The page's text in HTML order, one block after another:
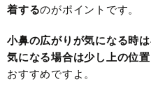
着するのがポイントです。
小鼻の広がりが気になる時
気になる場合は少し上の位置
おすすめですよ。